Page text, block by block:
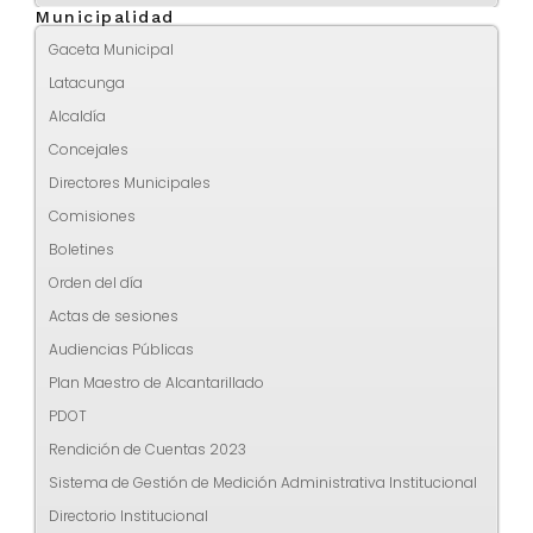
Municipalidad
Gaceta Municipal
Latacunga
Alcaldía
Concejales
Directores Municipales
Comisiones
Boletines
Orden del día
Actas de sesiones
Audiencias Públicas
Plan Maestro de Alcantarillado
PDOT
Rendición de Cuentas 2023
Sistema de Gestión de Medición Administrativa Institucional
Directorio Institucional